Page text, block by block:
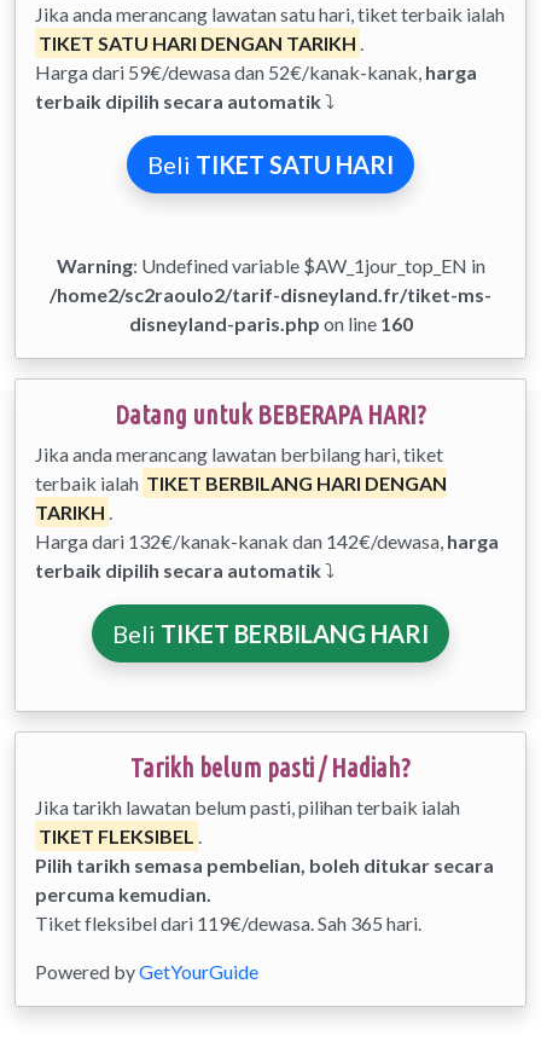
Jika anda merancang lawatan satu hari, tiket terbaik ialah
TIKET SATU HARI DENGAN TARIKH .
Harga dari 59€/dewasa dan 52€/kanak-kanak, harga
terbaik dipilih secara automatik⤵
Beli TIKET SATU HARI
Warning: Undefined variable $AW_1jour_top_EN in
/home2/sc2raoulo2/tarif-disneyland.fr/tiket-ms-
disneyland-paris.php on line 160
Datang untuk BEBERAPA HARI?
Jika anda merancang lawatan berbilang hari, tiket
terbaik ialah TIKET BERBILANG HARI DENGAN
TARIKH .
Harga dari 132€/kanak-kanak dan 142€/dewasa, harga
terbaik dipilih secara automatik⤵
Beli TIKET BERBILANG HARI
Tarikh belum pasti / Hadiah?
Jika tarikh lawatan belum pasti, pilihan terbaik ialah
TIKET FLEKSIBEL .
Pilih tarikh semasa pembelian, boleh ditukar secara
percuma kemudian.
Tiket fleksibel dari 119€/dewasa. Sah 365 hari.
Powered byGetYourGuide